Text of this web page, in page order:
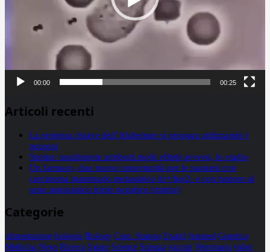
00:00 00:25
Articoli recenti
La proteina chiave dell’Alzheimer si propaga utilizzando i
neuroni
Statine: inutilmente attribuiti molti effetti avversi, lo studio
Un farmaco, due nuove opportunità per le pazienti con
carcinoma mammario metastatico hr+/her2- e con tumore al
seno metastatico triplo negativo (mtnbc)
Categorie
alimentazione biologia Biology Com. Stampa Epatiti featured Genetica
Medicina News Ricerca Salute Science Scienza vaccini Veterinaria video